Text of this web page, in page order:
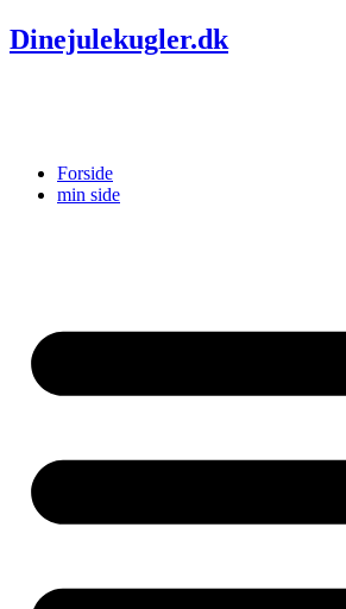
Dinejulekugler.dk
Forside
min side